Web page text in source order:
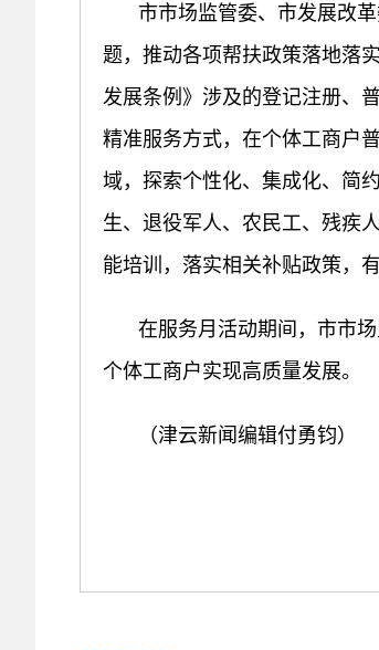
市市场监管委、市发展改
题，推动各项帮扶政策落地落
发展条例》涉及的登记注册、
精准服务方式，在个体工商户
域，探索个性化、集成化、简
生、退役军人、农民工、残疾
能培训，落实相关补贴政策，
在服务月活动期间，市市
个体工商户实现高质量发展。
（津云新闻编辑付勇钧）